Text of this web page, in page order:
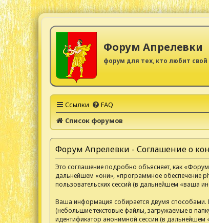
Форум Апрелевки
форум для тех, кто любит свой
Ссылки FAQ
Список форумов
Форум Апрелевки - Соглашение о
Это соглашение подробно объясняет, как
дальнейшем «они», «программное обеспечение
пользовательских сессий (в дальнейшем «ваша
Ваша информация собирается двумя способами.
(небольшие текстовые файлы, загружаемые в
идентификатор анонимной сессии (в